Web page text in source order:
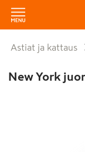
Astiat ja kattaus
New York